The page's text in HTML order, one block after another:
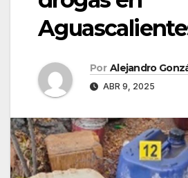
Por Alejandro
ABR 9, 2025